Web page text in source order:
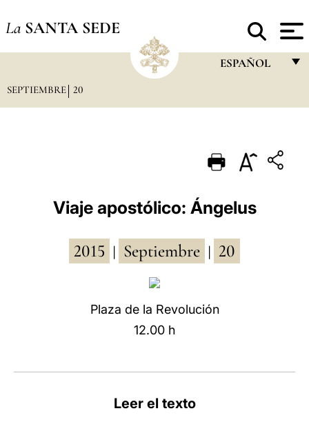
La SANTA SEDE
ESPAÑOL
PORTUGUÊS
ESPAÑOL
POLSKI
SEPTIEMBRE 20
Viaje apostólico: Ángelus
2015 Septiembre 20
Plaza de la Revolución
12.00 h
Leer el texto